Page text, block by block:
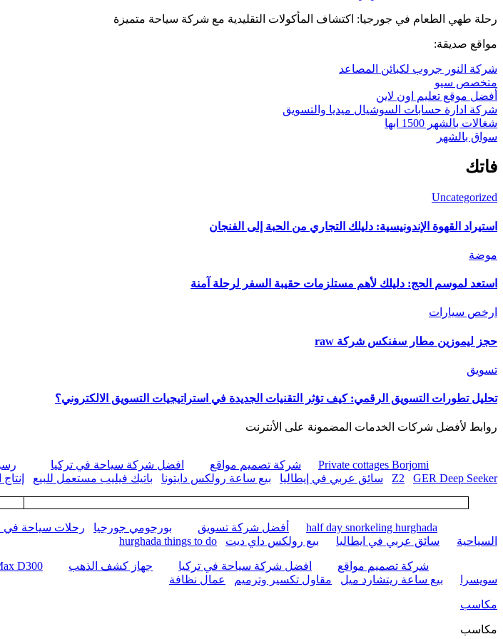
رحلة طهي الطعام في جورجيا: اكتشاف المأكولات التقليدية مع شركة سياحة متميزة
مواقع صديقة:
شركة النور جروب لكبائن المصاعد
متخصص سيو
أفضل موقع تعليم اون لاين
شركة ادارة حسابات السوشيال ميديا والتسويق
شغالات بالشهر 1500 ابها
سواق بالشهر
فاتك
Uncategorized
استيراد القهوة الإندونيسية: دليلك التجاري من الحبة إلى الفنجان
موضة
استعد لموسم الحج: دليلك لأهم مستلزمات حقيبة السفر لرحلة آمنة
ارخص سيارات
حجز ليموزين مطار سفنكس شركة raw
تسويق
تحليل تطورات التسويق الرقمي: كيف تؤثر التقنيات الجديدة في استراتيجيات التسويق الالكتروني؟
روابط لأفضل شركات الخدمات المضمونة على الأنترنت
Private cottages Borjomi شركة تصميم مواقع افضل شركة سياحة في تركيا
Z2
GER Deep Seeker سائق عربي في إيطاليا بيع ساعة رولكس دايتونا باتيك فيليب مستعمل للبيع
half day snorkeling hurghada أفضل شركة تسويق بورجومي جورجيا رحلات سياحة في
السياحية
سائق عربي في ايطاليا بيع رولكس داي ديت hurghada things to do
شركة تصميم مواقع افضل شركة سياحة في تركيا جهاز كشف الذهب D300
سويسرا
بيع ساعة ريتشارد ميل مقاول تكسير وترميم عمال نظافة
مكاسب
مكاسب